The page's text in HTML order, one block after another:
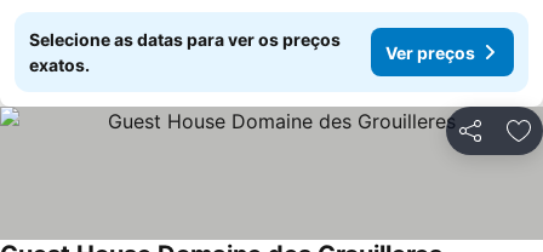
Selecione as datas para ver os preços
exatos.
Ver preços
Partilhar